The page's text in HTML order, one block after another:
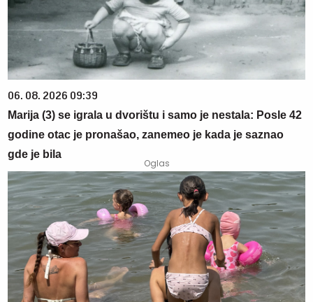
06. 08. 2026 09:39
Marija (3) se igrala u dvorištu i samo je nestala: Posle 42
godine otac je pronašao, zanemeo je kada je saznao
gde je bila